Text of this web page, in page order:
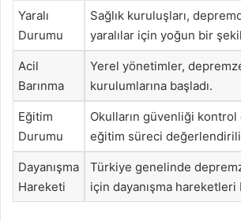
Yaralı
Durumu
Sağlık kuruluşları,
yaralılar için yoğun bir
Acil
Barınma
Yerel yönetimler,
kurulumlarına başladı.
Eğitim
Durumu
Okulların güvenliği
eğitim süreci
Dayanışma
Hareketi
Türkiye genelinde
için dayanışma hareketleri